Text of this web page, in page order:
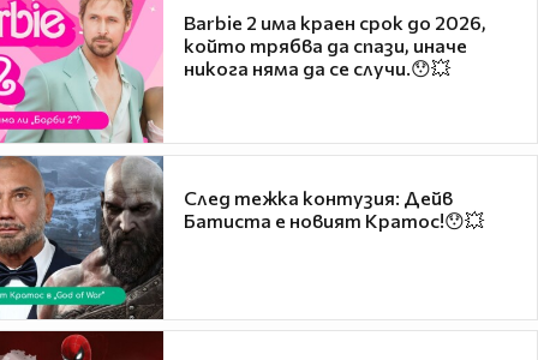
Barbie 2 има краен срок до 2026,
който трябва да спази, иначе
никога няма да се случи.😯💥
След тежка контузия: Дейв
Батиста е новият Кратос!😯💥